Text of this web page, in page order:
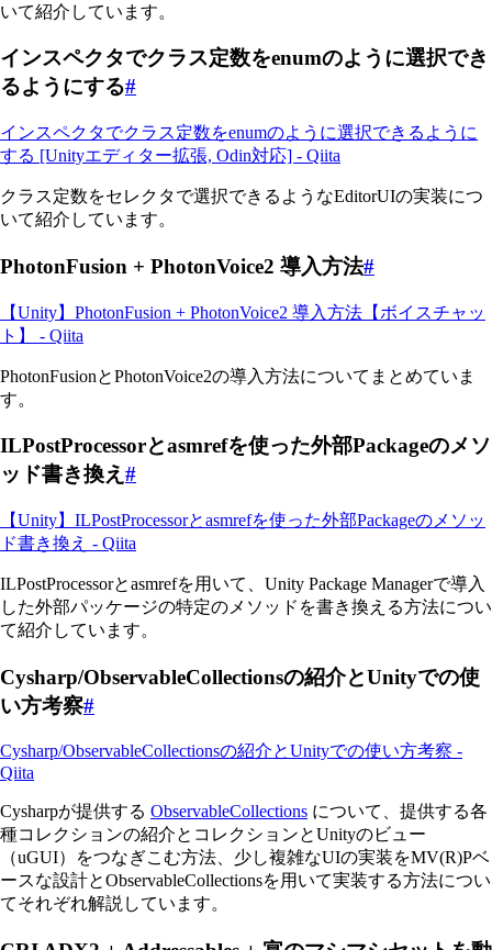
いて紹介しています。
インスペクタでクラス定数をenumのように選択でき
るようにする#
インスペクタでクラス定数をenumのように選択できるように
する [Unityエディター拡張, Odin対応] - Qiita
クラス定数をセレクタで選択できるようなEditorUIの実装につ
いて紹介しています。
PhotonFusion + PhotonVoice2 導入方法#
【Unity】PhotonFusion + PhotonVoice2 導入方法【ボイスチャッ
ト】 - Qiita
PhotonFusionとPhotonVoice2の導入方法についてまとめていま
す。
ILPostProcessorとasmrefを使った外部Packageのメソ
ッド書き換え #
【Unity】ILPostProcessorとasmrefを使った外部Packageのメソッ
ド書き換え - Qiita
ILPostProcessorとasmrefを用いて、Unity Package Managerで導入
した外部パッケージの特定のメソッドを書き換える方法につい
て紹介しています。
Cysharp/ObservableCollectionsの紹介とUnityでの使
い方考察#
Cysharp/ObservableCollectionsの紹介とUnityでの使い方考察 -
Qiita
Cysharpが提供する ObservableCollections について、提供する各
種コレクションの紹介とコレクションとUnityのビュー
（uGUI）をつなぎこむ方法、少し複雑なUIの実装をMV(R)Pベ
ースな設計とObservableCollectionsを用いて実装する方法につい
てそれぞれ解説しています。